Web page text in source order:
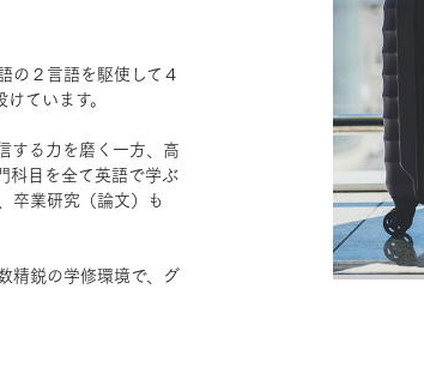
の２言語を駆使して４
ています。
する力を磨く一方、高
科目を全て英語で学ぶ
卒業研究（論文）も
精鋭の学修環境で、グ